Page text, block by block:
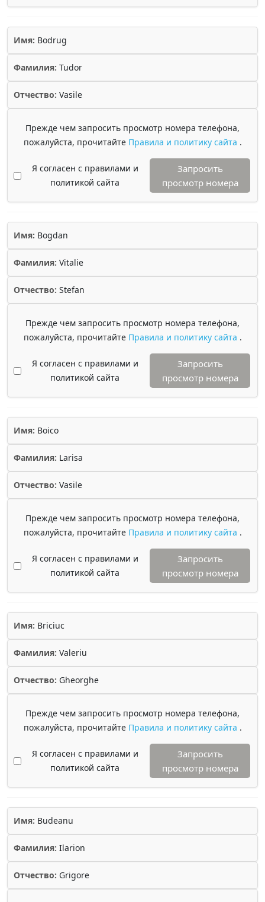
Имя: Bodrug
Фамилия: Tudor
Отчество: Vasile
Прежде чем запросить просмотр номера телефона,
пожалуйста, прочитайте Правила и политику сайта .
Я согласен с правилами и
политикой сайта
Запросить
просмотр номера
Имя: Bogdan
Фамилия: Vitalie
Отчество: Stefan
Прежде чем запросить просмотр номера телефона,
пожалуйста, прочитайте Правила и политику сайта .
Я согласен с правилами и
политикой сайта
Запросить
просмотр номера
Имя: Boico
Фамилия: Larisa
Отчество: Vasile
Прежде чем запросить просмотр номера телефона,
пожалуйста, прочитайте Правила и политику сайта .
Я согласен с правилами и
политикой сайта
Запросить
просмотр номера
Имя: Briciuc
Фамилия: Valeriu
Отчество: Gheorghe
Прежде чем запросить просмотр номера телефона,
пожалуйста, прочитайте Правила и политику сайта .
Я согласен с правилами и
политикой сайта
Запросить
просмотр номера
Имя: Budeanu
Фамилия: Ilarion
Отчество: Grigore